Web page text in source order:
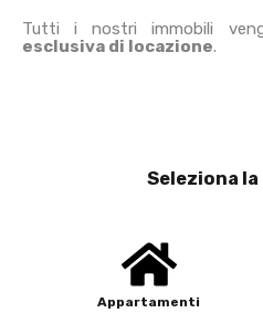
Tutti i nostri immobili
esclusiva di locazione.
Seleziona
Appartamenti